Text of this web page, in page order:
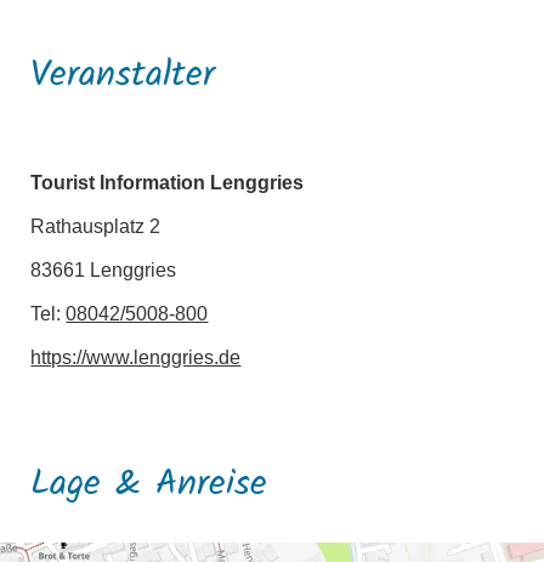
Veranstalter
Tourist Information Lenggries
Rathausplatz 2
83661 Lenggries
Tel:08042/5008-800
https://www.lenggries.de
Lage & Anreise